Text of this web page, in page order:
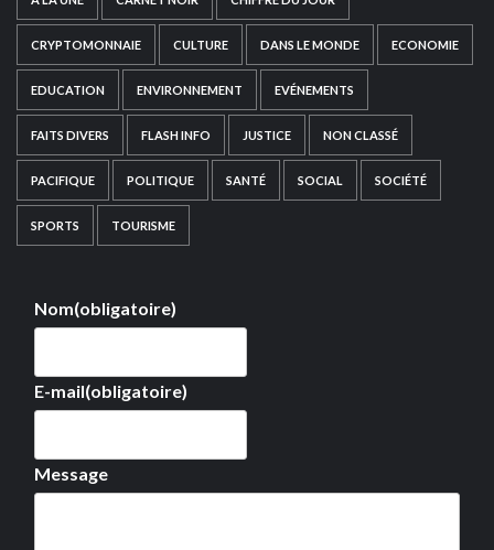
CRYPTOMONNAIE CULTURE DANS LE MONDE ECONOMIE
EDUCATION ENVIRONNEMENT EVÉNEMENTS
FAITS DIVERS FLASH INFO JUSTICE NON CLASSÉ
PACIFIQUE POLITIQUE SANTÉ SOCIAL SOCIÉTÉ
SPORTS TOURISME
Nom(obligatoire)
E-mail(obligatoire)
Message